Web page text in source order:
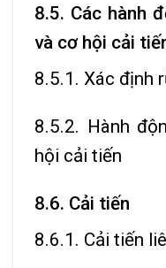
8.5. Các hành
và cơ hội cải
8.5.1. Xác định
8.5.2. Hành
hội cải tiến
8.6. Cải tiến
8.6.1. Cải tiến